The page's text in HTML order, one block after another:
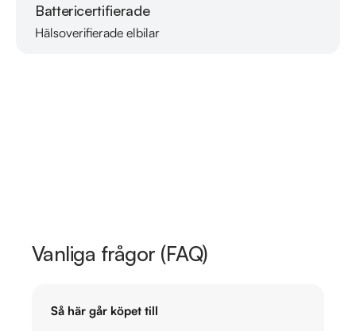
Battericertifierade
Hälsoverifierade elbilar
Läs mer om oss
Vanliga frågor (FAQ)
Så här går köpet till